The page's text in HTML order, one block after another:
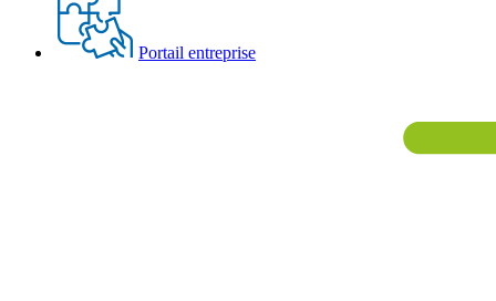
Portail entreprise